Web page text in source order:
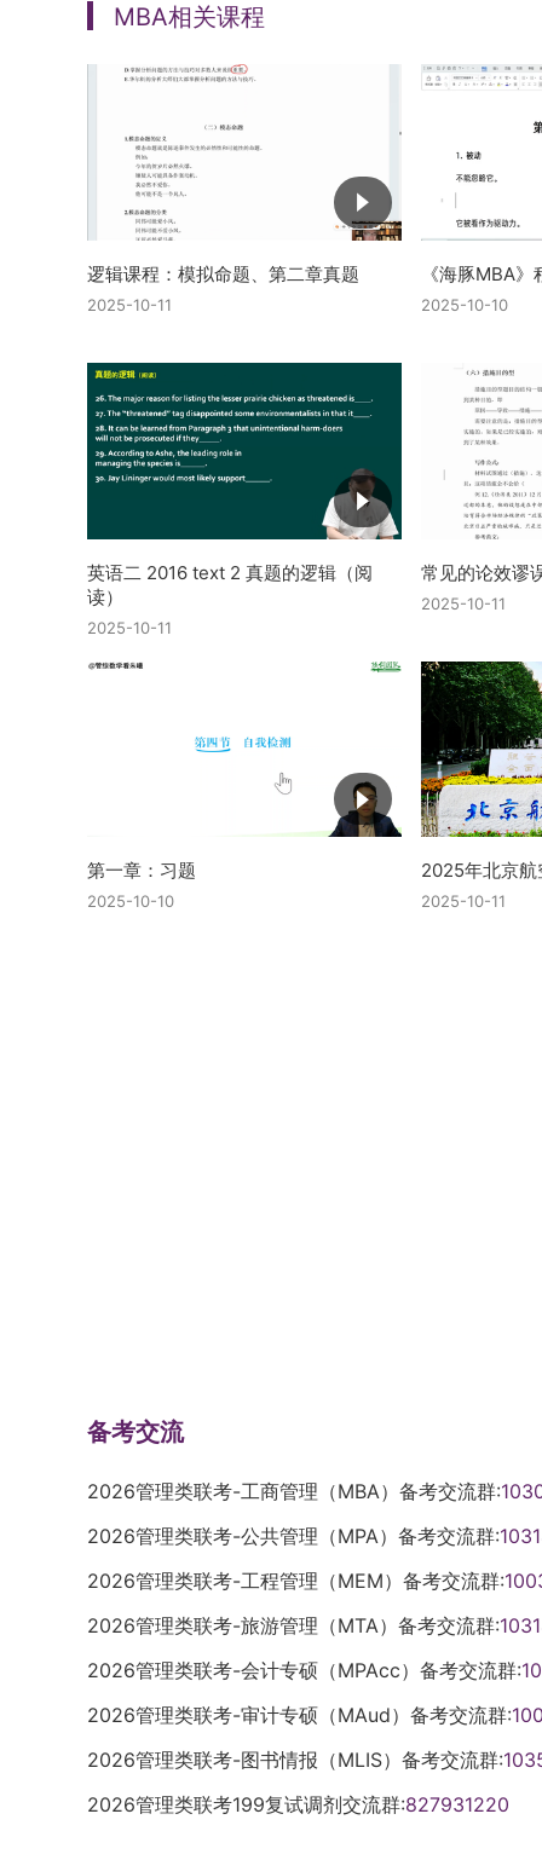
MBA相关课程
逻辑课程：模拟命题、第二章真题
2025-10-11
《海豚MBA
2025-10-10
英语二 2016 text 2 真题的逻辑（阅
读）
2025-10-11
常见的论效谬
2025-10-11
第一章：习题
2025-10-10
2025年北京
2025-10-11
备考交流
2026管理类联考-工商管理（MBA）备考交流群:
2026管理类联考-公共管理（MPA）备考交流群:
2026管理类联考-工程管理（MEM）备考交流群:
2026管理类联考-旅游管理（MTA）备考交流群:
2026管理类联考-会计专硕（MPAcc）备考交流群:
2026管理类联考-审计专硕（MAud）备考交流群:
2026管理类联考-图书情报（MLIS）备考交流群:
2026管理类联考199复试调剂交流群:827931220